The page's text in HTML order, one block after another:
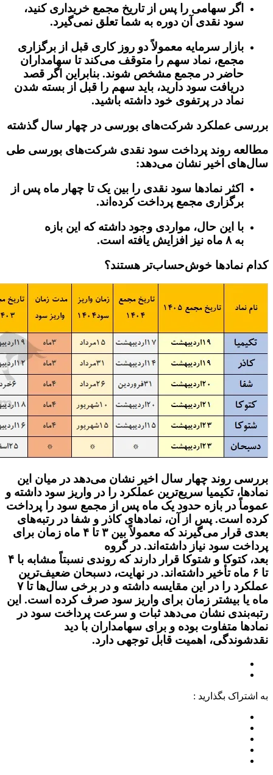
اگر سهامی را پس از تاریخ مجمع خریداری کنید،
سود نقدی آن دوره به شما تعلق نمی‌گیرد.
بازار سرمایه معمولاً دو روز کاری قبل از برگزاری
مجمع، نماد سهم را متوقف می‌کند تا سهامداران
حاضر در مجمع مشخص شوند. بنابراین اگر قصد
دریافت سود دارید، باید سهم را قبل از بسته شدن
نماد در پرتفوی خود داشته باشید.
بررسی عملکرد شرکت‌های بورسی در چهار سال گذشته
مطالعه روند پرداخت سود نقدی شرکت‌های بورسی طی
سال‌های اخیر نشان می‌دهد:
اکثر نمادها سود نقدی را بین یک تا چهار ماه پس از
برگزاری مجمع پرداخت کرده‌اند.
با این حال، مواردی وجود داشته که این بازه
به ۸ ماه
نیز افزایش یافته است.
کدام نمادها خوش‌حساب‌تر هستند؟
بررسی روند چهار سال اخیر نشان می‌دهد در میان این
نمادها،تکیمیا سریع‌ترین عملکرد را در واریز سود داشته و
عموماً در بازه حدود یک ماه پس از مجمع سود را پرداخت
کرده است. پس از آن، نمادهایکاذر و شفا در رتبه‌های
بعدی قرار می‌گیرند که معمولاً بین۳ تا ۴ ماه
زمان برای
پرداخت سود نیاز داشته‌اند. در گروه
بعد،کتوکا و شتوکا قرار دارند که روندی نسبتاً مشابه با ۴
تا ۶ ماه تأخیر
داشته‌اند. در نهایت، دسبحان ضعیف‌ترین
عملکرد را در این مقایسه داشته و در برخی سال‌ها تا۷
ماه یا بیشتر زمان برای واریز سود صرف کرده است. این
رتبه‌بندی نشان می‌دهد ثبات و سرعت پرداخت سود در
نمادها متفاوت بوده و برای سهامداران با دید
نقدشوندگی، اهمیت قابل توجهی دارد.
به اشتراک بگذارید :